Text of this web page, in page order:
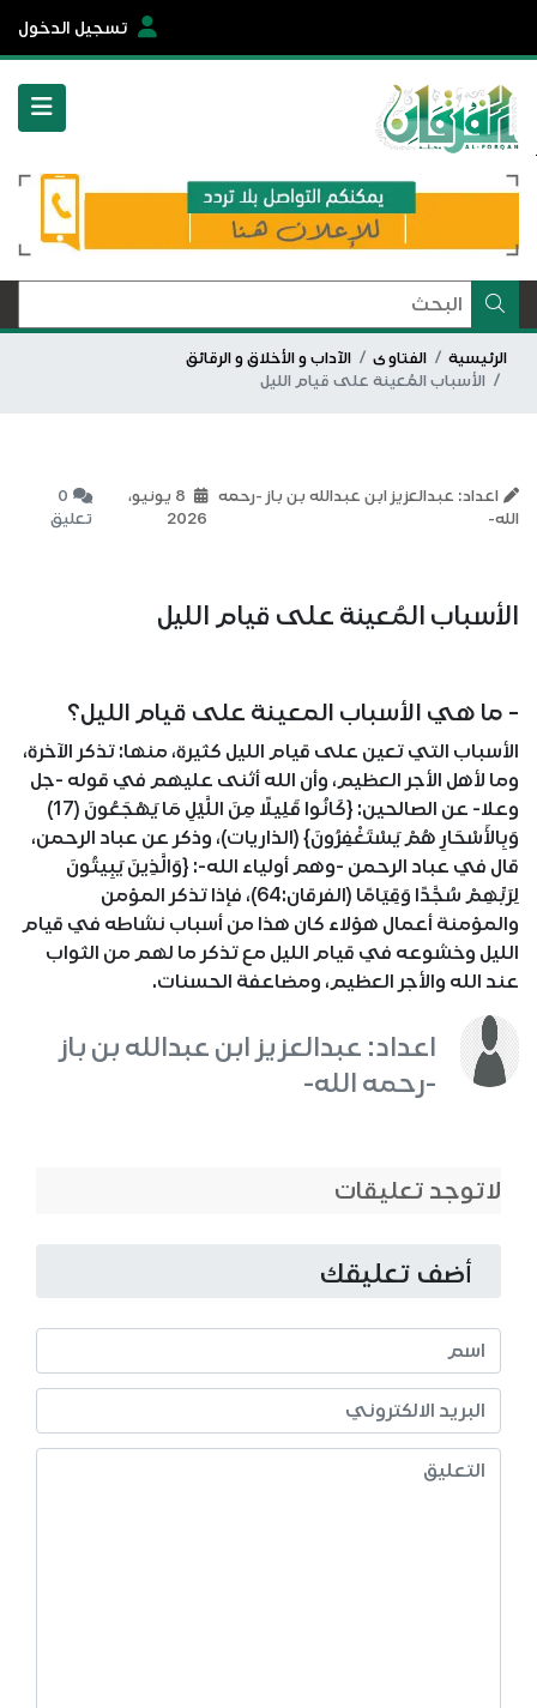
تسجيل الدخول
الرئيسية الفتاوى
الآداب و الأخلاق و الرقائق
الأسباب المُعينة على قيام الليل
اعداد: عبدالعزيز ابن عبدالله بن باز -رحمه
الله-
8 يونيو،
2026
0
تعليق
الأسباب المُعينة على قيام الليل
- ما هي الأسباب المعينة على قيام الليل؟
الأسباب التي تعين على قيام الليل كثيرة، منها: تذكر الآخرة،
وما لأهل الأجر العظيم، وأن الله أثنى عليهم في قوله -جل
وعلا- عن الصالحين: {كَانُوا قَلِيلًا مِنَ اللَّيْلِ مَا يَهْجَعُونَ (17)
وَبِالأَسْحَارِ هُمْ يَسْتَغْفِرُونَ} (الذاريات)، وذكر عن عباد الرحمن،
قال في عباد الرحمن -وهم أولياء الله-: {وَالَّذِينَ يَبِيتُونَ
لِرَبِّهِمْ سُجَّدًا وَقِيَامًا (الفرقان:64)، فإذا تذكر المؤمن
والمؤمنة أعمال هؤلاء كان هذا من أسباب نشاطه في قيام
الليل وخشوعه في قيام الليل مع تذكر ما لهم من الثواب
عند الله والأجر العظيم، ومضاعفة الحسنات.
اعداد: عبدالعزيز ابن عبدالله بن باز
-رحمه الله-
لاتوجد تعليقات
أضف تعليقك